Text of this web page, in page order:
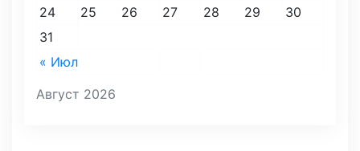
Август 2026
« Июл
24
25 26 27 28 29
30
31